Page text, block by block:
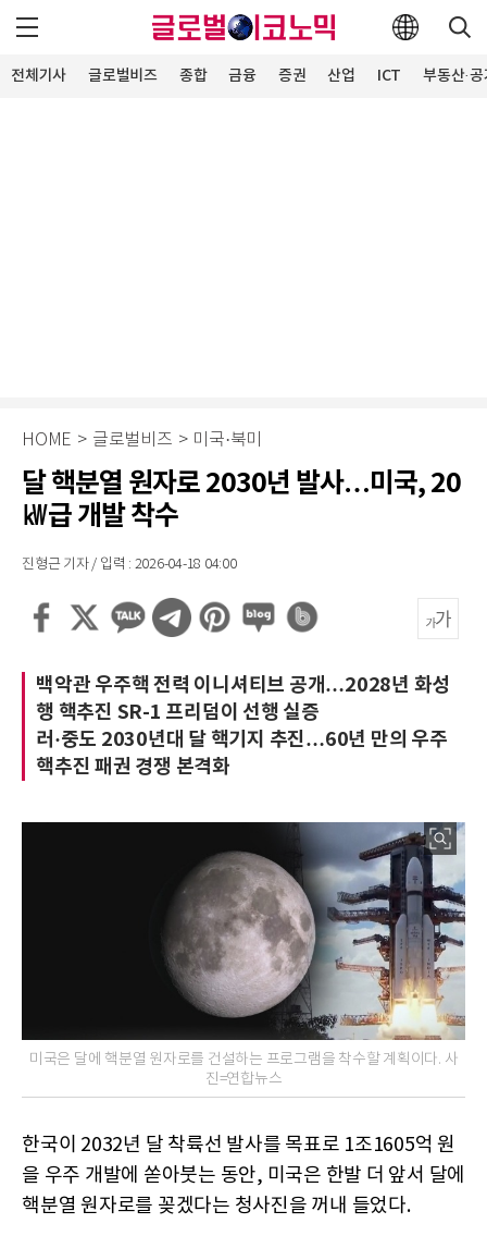
전체기사 글로벌비즈 종합 금융 증권 산업 ICT 부동산·
HOME > 글로벌비즈 > 미국·북미
달 핵분열 원자로 2030년 발사…미국, 20
㎾급 개발 착수
진형근 기자 / 입력 : 2026-04-18 04:00
백악관 우주핵 전력 이니셔티브 공개…2028년 화성
행 핵추진 SR-1 프리덤이 선행 실증
러·중도 2030년대 달 핵기지 추진…60년 만의 우주
핵추진 패권 경쟁 본격화
미국은 달에 핵분열 원자로를 건설하는 프로그램을 착수할 계획이다. 사
진=연합뉴스
한국이 2032년 달 착륙선 발사를 목표로 1조1605억 원
을 우주 개발에 쏟아붓는 동안, 미국은 한발 더 앞서 달에
핵분열 원자로를 꽂겠다는 청사진을 꺼내 들었다.